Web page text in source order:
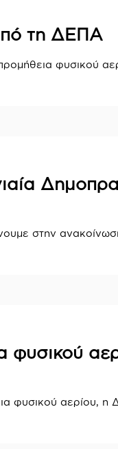
τη ΔΕΠΑ
φυσικού
στην
φυσικού
φυσικού αερίου, η